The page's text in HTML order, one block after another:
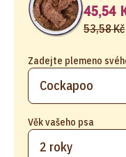
Zadejte plemeno
Věk vašeho psa
2 roky
45,54
53,58 Kč